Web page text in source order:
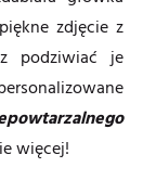
zdjęcie z
podziwiać je
więcej!